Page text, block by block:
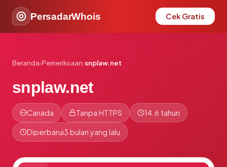
PersadarWhois Cek Gratis
Beranda›Pemeriksaan›snplaw.net
snplaw.net
Canada Tanpa HTTPS 14.6 tahun
Diperbarui3 bulan yang lalu